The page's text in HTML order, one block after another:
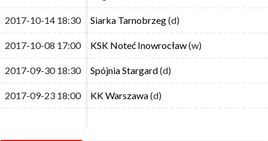
2017-10-14 18:30 Siarka Tarnobrzeg(d)
2017-10-08 17:00 KSK Noteć Inowrocław(w)
2017-09-30 18:30 Spójnia Stargard(d)
2017-09-23 18:00 KK Warszawa(d)
2017-10-14 18:30 Siarka Tarnobrzeg(d)
2017-10-08 17:00 KSK Noteć Inowrocław(w)
2017-09-30 18:30 Spójnia Stargard(d)
2017-09-23 18:00 KK Warszawa(d)